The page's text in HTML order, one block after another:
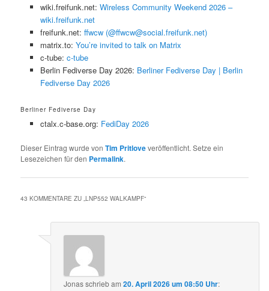
wiki.freifunk.net: Wireless Community Weekend 2026 –
wiki.freifunk.net
freifunk.net: ffwcw (@ffwcw@social.freifunk.net)
matrix.to: You’re invited to talk on Matrix
c-tube: c-tube
Berlin Fediverse Day 2026: Berliner Fediverse Day | Berlin
Fediverse Day 2026
Berliner Fediverse Day
ctalx.c-base.org: FediDay 2026
Dieser Eintrag wurde vonTim Pritloveveröffentlicht. Setze ein
Lesezeichen für den Permalink.
43 KOMMENTARE ZU „LNP552 WALKAMPF“
Jonasschriebam20. April 2026 um 08:50 Uhr: